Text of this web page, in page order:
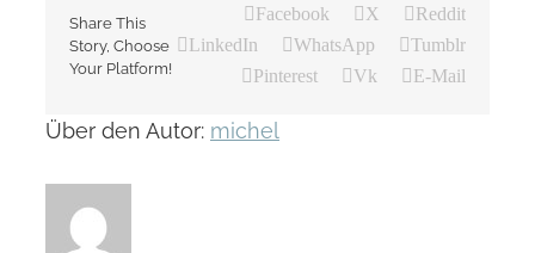
Share This
Story, Choose
Your Platform!
Facebook X
Reddit
LinkedIn
WhatsApp
Tumblr
Pinterest
Vk E-Mail
Über den Autor: michel